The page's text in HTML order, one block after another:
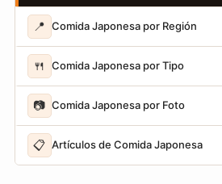
📍 Comida Japonesa por Región
🍴 Comida Japonesa por Tipo
📷 Comida Japonesa por Foto
📋 Artículos de Comida Japonesa